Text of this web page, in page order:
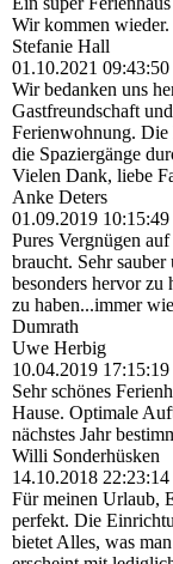
Wir kommen wieder.
Stefanie Hall
01.10.2021 09:43:50
Wir bedanken uns
Gastfreundschaft
Ferienwohnung.
die Spaziergänge
Vielen Dank, liebe
Anke Deters
01.09.2019 10:15:49
Pures Vergnügen
braucht. Sehr
besonders hervor zu
zu haben...immer
Dumrath
Uwe Herbig
10.04.2019 17:15:19
Sehr schönes
Hause. Optimale
nächstes Jahr
Willi Sonderhüsken
14.10.2018 22:23:14
Für meinen Urlaub,
perfekt. Die
bietet Alles, was